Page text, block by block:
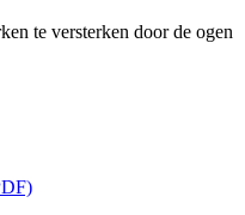
te versterken door de ogen